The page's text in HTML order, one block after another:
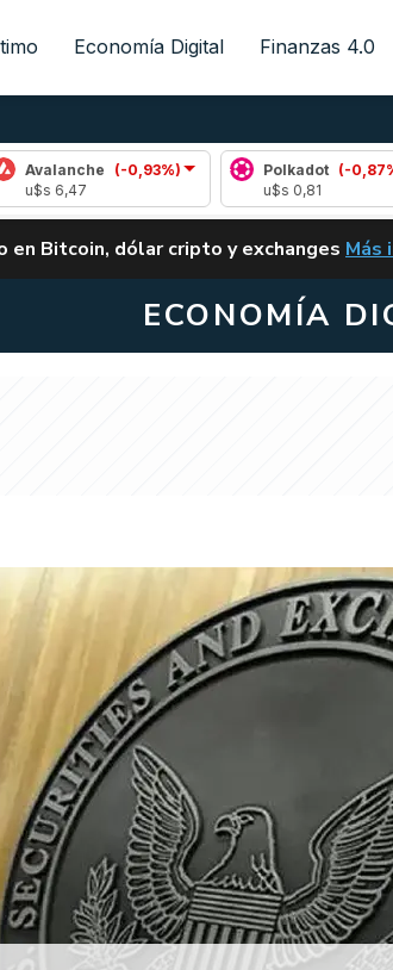
Economía Digital Finanzas 4.0
(-0,93%)
Polkadot
(-0,87%)
Bitcoin, dólar cripto y exchanges Más
ECONOMÍA